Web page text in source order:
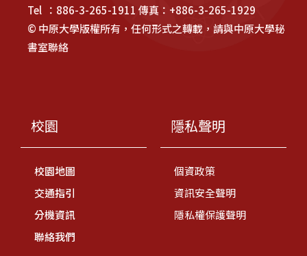
Tel ：886-3-265-1911 傳真：+886-3-265-1929
© 中原大學版權所有，任何形式之轉載，請與中原大學秘
書室聯絡
校園
校園地圖
交通指引
分機資訊
聯絡我們
隱私聲明
個資政策
資訊安全聲明
隱私權保護聲明